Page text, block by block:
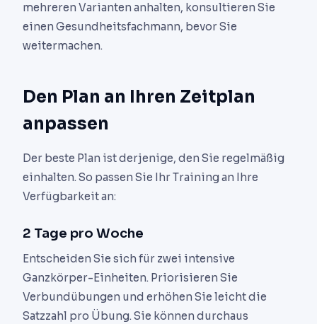
mehreren Varianten anhalten, konsultieren Sie
einen Gesundheitsfachmann, bevor Sie
weitermachen.
Den Plan an Ihren Zeitplan
anpassen
Der beste Plan ist derjenige, den Sie regelmäßig
einhalten. So passen Sie Ihr Training an Ihre
Verfügbarkeit an:
2 Tage pro Woche
Entscheiden Sie sich für zwei intensive
Ganzkörper-Einheiten. Priorisieren Sie
Verbundübungen und erhöhen Sie leicht die
Satzzahl pro Übung. Sie können durchaus